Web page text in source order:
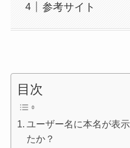
参考サイト
目次
ユーザー名に本名が表
たか？